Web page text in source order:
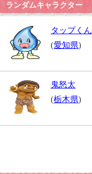
ランダムキャラクター
タップくん
(愛知県)
鬼怒太
(栃木県)